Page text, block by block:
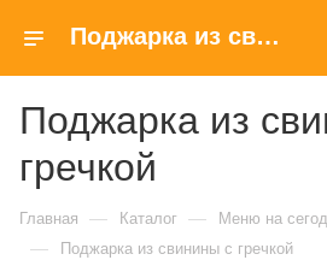
Поджарка из свинины с гречкой купить в Москве по доступным ценам
Поджарка из
гречкой
Главная — Каталог — Меню на
— Поджарка из свинины с гречкой